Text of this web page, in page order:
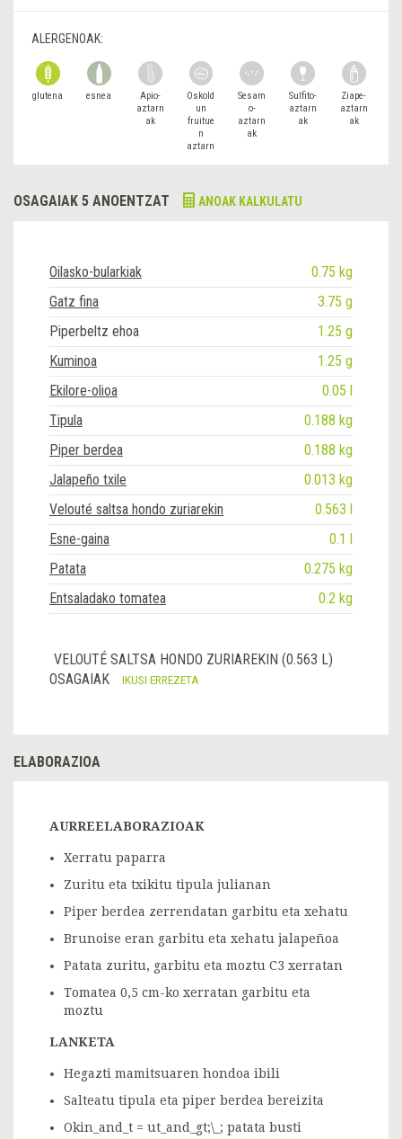
ALERGENOAK:
glutena esnea
Apio-
aztarn
ak
Oskold
un
fruitue
n
aztarn
Sesam
o-
aztarn
ak
Sulfito-
aztarn
ak
Ziape-
aztarn
ak
OSAGAIAK 5 ANOENTZAT ANOAK KALKULATU
Oilasko-bularkiak
0.75 kg
Gatz fina
3.75 g
Piperbeltz ehoa
1.25 g
Kuminoa
1.25 g
Ekilore-olioa
0.05 l
Tipula
0.188 kg
Piper berdea
0.188 kg
Jalapeño txile
0.013 kg
Velouté saltsa hondo zuriarekin
0.563 l
Esne-gaina
0.1 l
Patata
0.275 kg
Entsaladako tomatea
0.2 kg
VELOUTÉ SALTSA HONDO ZURIAREKIN (0.563 L)
OSAGAIAK
IKUSI ERREZETA
ELABORAZIOA
AURREELABORAZIOAK
Xerratu paparra
Zuritu eta txikitu tipula julianan
Piper berdea zerrendatan garbitu eta xehatu
Brunoise eran garbitu eta xehatu jalapeñoa
Patata zuritu, garbitu eta moztu C3 xerratan
Tomatea 0,5 cm-ko xerratan garbitu eta
moztu
LANKETA
Hegazti mamitsuaren hondoa ibili
Salteatu tipula eta piper berdea bereizita
Okin_and_t = ut_and_gt;\_; patata busti